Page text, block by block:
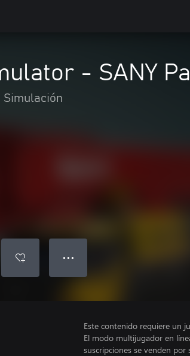
- SANY
Simulación
● ● ●
Este contenido requiere un
El modo multijugador en
suscripciones se venden por